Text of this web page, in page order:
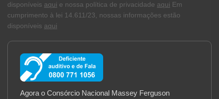
disponíveis aqui e nossa política de privacidade aqui Em
cumprimento à lei 14.611/23, nossas informações estão
disponíveis aqui
Agora o Consórcio Nacional Massey Ferguson